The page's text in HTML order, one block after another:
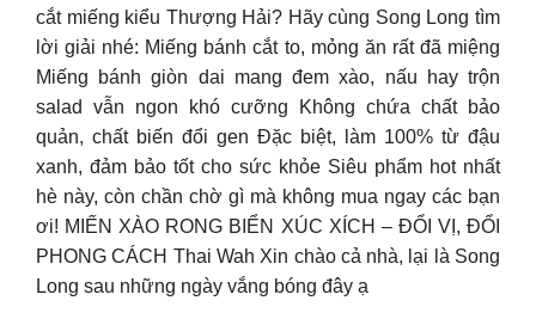
cắt miếng kiểu Thượng Hải? Hãy cùng Song Long tìm
lời giải nhé: Miếng bánh cắt to, mỏng ăn rất đã miệng
Miếng bánh giòn dai mang đem xào, nấu hay trộn
salad vẫn ngon khó cưỡng Không chứa chất bảo
quản, chất biến đổi gen Đặc biệt, làm 100% từ đậu
xanh, đảm bảo tốt cho sức khỏe Siêu phẩm hot nhất
hè này, còn chần chờ gì mà không mua ngay các bạn
ơi! MIẾN XÀO RONG BIỂN XÚC XÍCH – ĐỔI VỊ, ĐỔI
PHONG CÁCH Thai Wah Xin chào cả nhà, lại là Song
Long sau những ngày vắng bóng đây ạ